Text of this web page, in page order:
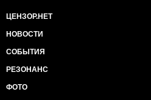
ЦЕНЗОР.НЕТ
НОВОСТИ
СОБЫТИЯ
РЕЗОНАНС
ФОТО